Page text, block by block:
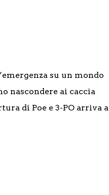
su un mondo
nascondere ai caccia
di Poe e 3-PO arriva a